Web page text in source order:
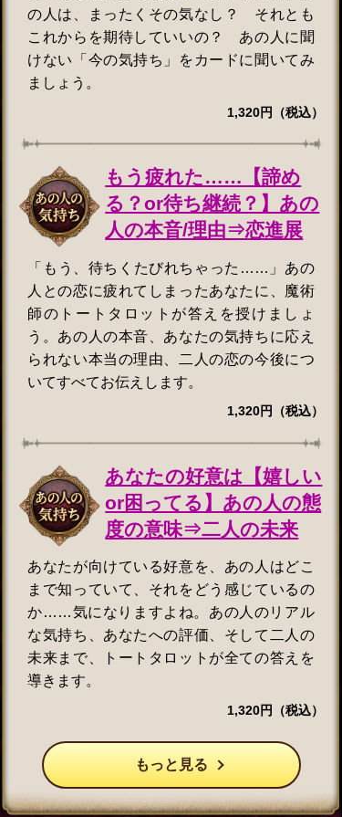
の人は、まったくその気なし？ それとも
これからを期待していいの？ あの人に聞
けない「今の気持ち」をカードに聞いてみ
ましょう。
1,320円（税込）
もう疲れた……【諦め
る？or待ち継続？】あの
人の本音/理由⇒恋進展
「もう、待ちくたびれちゃった……」あの
人との恋に疲れてしまったあなたに、魔術
師のトートタロットが答えを授けましょ
う。あの人の本音、あなたの気持ちに応え
られない本当の理由、二人の恋の今後につ
いてすべてお伝えします。
1,320円（税込）
あなたの好意は【嬉しい
or困ってる】あの人の態
度の意味⇒二人の未来
あなたが向けている好意を、あの人はどこ
まで知っていて、それをどう感じているの
か……気になりますよね。あの人のリアル
な気持ち、あなたへの評価、そして二人の
未来まで、トートタロットが全ての答えを
導きます。
1,320円（税込）
もっと見る